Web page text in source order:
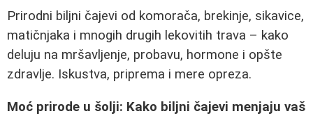
Prirodni biljni čajevi od komorača, brekinje, sikavice,
matičnjaka i mnogih drugih lekovitih trava – kako
deluju na mršavljenje, probavu, hormone i opšte
zdravlje. Iskustva, priprema i mere opreza.
Moć prirode u šolji: Kako biljni čajevi menjaju vaš